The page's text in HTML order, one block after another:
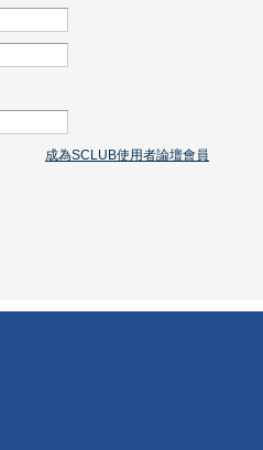
成為SCLUB使用者論壇會員